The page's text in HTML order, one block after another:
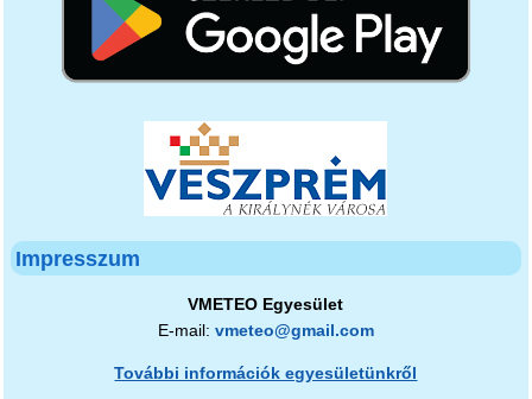
Impresszum
VMETEO Egyesület
E-mail: vmeteo@gmail.com
További információk egyesületünkről